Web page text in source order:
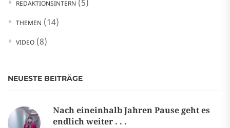
REDAKTIONSINTERN (5)
THEMEN (14)
VIDEO (8)
NEUESTE BEITRÄGE
Nach eineinhalb Jahren Pause geht es
endlich weiter . . .